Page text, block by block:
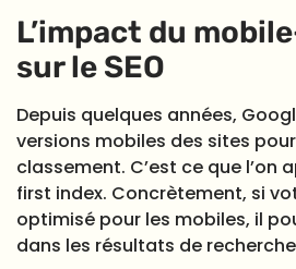
L’impact du
sur le SEO
Depuis quelques années,
versions mobiles des sites
classement. C’est ce que l’on
first index. Concrètement, si
optimisé pour les mobiles, il
dans les résultats de